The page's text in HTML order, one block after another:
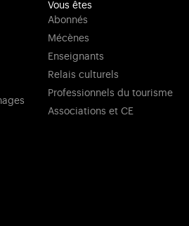
Vous êtes
Abonnés
Mécènes
Enseignants
Relais culturels
Professionnels du tourisme
Associations et CE